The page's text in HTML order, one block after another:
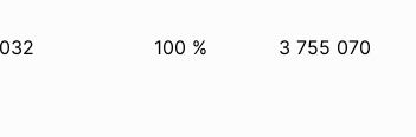
100 % 3 755 070